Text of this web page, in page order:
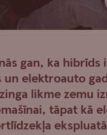
gan, ka hibrīds
un elektroauto
likme zemu
tāpat kā